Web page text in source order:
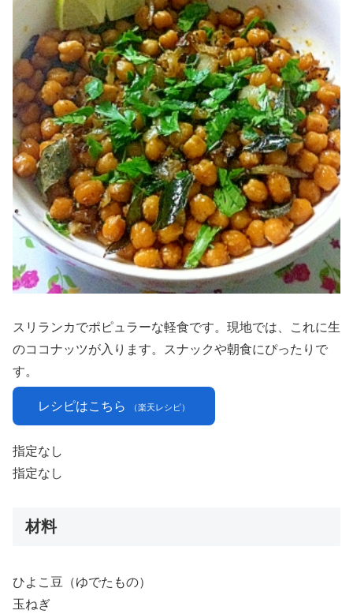
スリランカでポピュラーな軽食です。現地では、これに生
のココナッツが入ります。スナックや朝食にぴったりで
す。
レシピはこちら （楽天レシピ）
指定なし
指定なし
材料
ひよこ豆（ゆでたもの）
玉ねぎ